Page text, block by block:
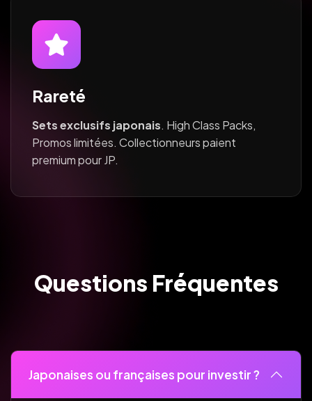
Rareté
Sets exclusifs japonais. High Class Packs,
Promos limitées. Collectionneurs paient
premium pour JP.
Questions Fréquentes
Japonaises ou françaises pour investir ?